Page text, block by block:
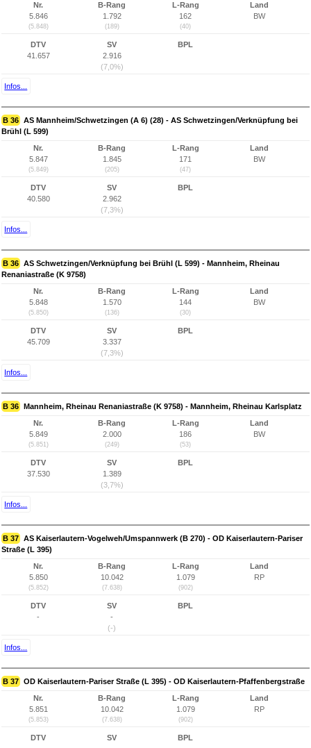
Nr.
5.846
(5.848)
B-Rang
1.792
(189)
L-Rang
162
(40)
Land
BW
DTV
41.657
SV
2.916
(7,0%)
BPL
Infos...
B 36 AS Mannheim/Schwetzingen (A 6) (28) - AS Schwetzingen/Verknüpfung bei
Brühl (L 599)
Nr.
5.847
(5.849)
B-Rang
1.845
(205)
L-Rang
171
(47)
Land
BW
DTV
40.580
SV
2.962
(7,3%)
BPL
Infos...
B 36 AS Schwetzingen/Verknüpfung bei Brühl (L 599) - Mannheim, Rheinau
Renaniastraße (K 9758)
Nr.
5.848
(5.850)
B-Rang
1.570
(136)
L-Rang
144
(30)
Land
BW
DTV
45.709
SV
3.337
(7,3%)
BPL
Infos...
B 36 Mannheim, Rheinau Renaniastraße (K 9758) - Mannheim, Rheinau Karlsplatz
Nr.
5.849
(5.851)
B-Rang
2.000
(249)
L-Rang
186
(53)
Land
BW
DTV
37.530
SV
1.389
(3,7%)
BPL
Infos...
B 37 AS Kaiserlautern-Vogelweh/Umspannwerk (B 270) - OD Kaiserlautern-Pariser
Straße (L 395)
Nr.
5.850
(5.852)
B-Rang
10.042
(7.638)
L-Rang
1.079
(902)
Land
RP
DTV
-
SV
-
(-)
BPL
Infos...
B 37 OD Kaiserlautern-Pariser Straße (L 395) - OD Kaiserlautern-Pfaffenbergstraße
Nr.
5.851
(5.853)
B-Rang
10.042
(7.638)
L-Rang
1.079
(902)
Land
RP
DTV
SV
BPL